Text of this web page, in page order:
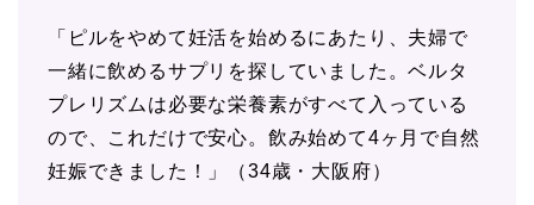
「ピルをやめて妊活を始めるにあたり、夫婦で
一緒に飲めるサプリを探していました。ベルタ
プレリズムは必要な栄養素がすべて入っている
ので、これだけで安心。飲み始めて4ヶ月で自然
妊娠できました！」（34歳・大阪府）